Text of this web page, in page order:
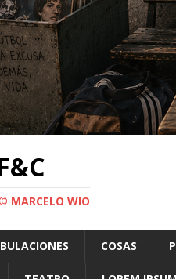
MARCELO WIO
COSAS